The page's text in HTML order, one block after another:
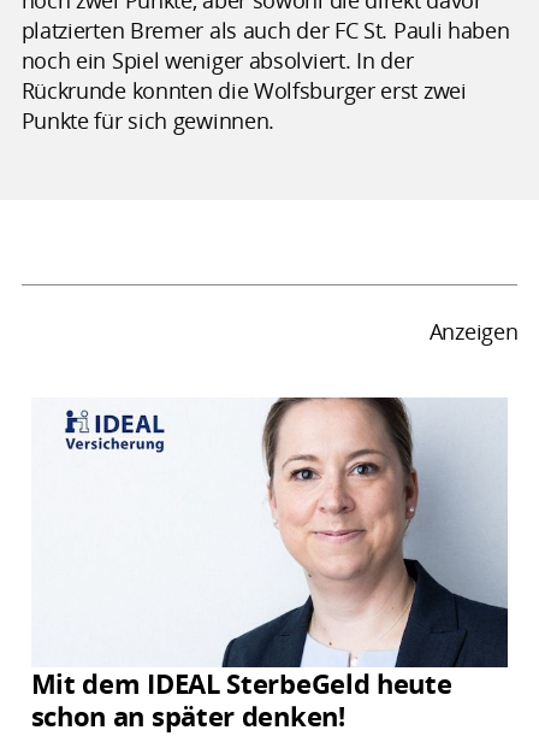
platzierten Bremer als auch der FC St. Pauli haben
noch ein Spiel weniger absolviert. In der
Rückrunde konnten die Wolfsburger erst zwei
Punkte für sich gewinnen.
Anzeigen
Mit dem IDEAL SterbeGeld heute
schon an später denken!